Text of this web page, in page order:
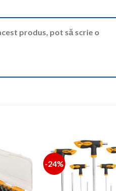
produs, pot să scrie o
-24%